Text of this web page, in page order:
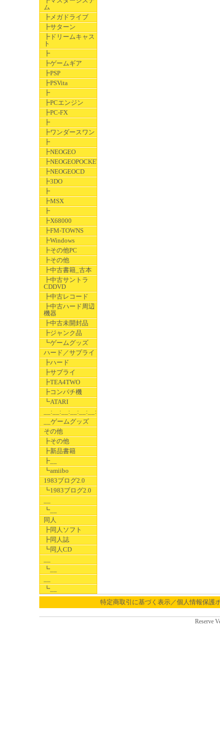
ム
┣メガドライブ
┣サターン
┣ドリームキャス
ト
┣
┣ゲームギア
┣PSP
┣PSVita
┣
┣PCエンジン
┣PC-FX
┣
┣ワンダースワン
┣
┣NEOGEO
┣NEOGEOPOCKET
┣NEOGEOCD
┣3DO
┣
┣MSX
┣
┣X68000
┣FM-TOWNS
┣Windows
┣その他PC
┣その他
┣中古書籍_古本
┣中古サントラ
CDDVD
┣中古レコード
┣中古ハード周辺
機器
┣中古未開封品
┣ジャンク品
┗ゲームグッズ
ハード／サプライ
┣ハード
┣サプライ
┣TEA4TWO
┣コンパチ機
┗ATARI
__:__:__:__:__:__:__
__ゲームグッズ
その他
┣その他
┣新品書籍
┣__
┗amiibo
1983ブログ2.0
┗1983ブログ2.0
┗__
同人
┣同人ソフト
┣同人誌
┗同人CD
┗__
┗__
特定商取引に基づく表示／個人情報保護
Reserve